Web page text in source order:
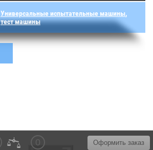
Универсальные испытательные машины,
тест машины
Оформить заказ
0
© 2016 - 2026